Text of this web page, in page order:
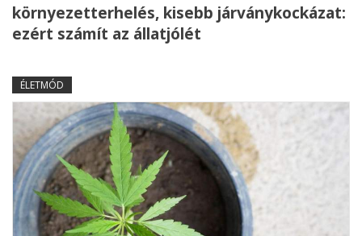
környezetterhelés, kisebb járványkockázat:
ezért számít az állatjólét
ÉLETMÓD